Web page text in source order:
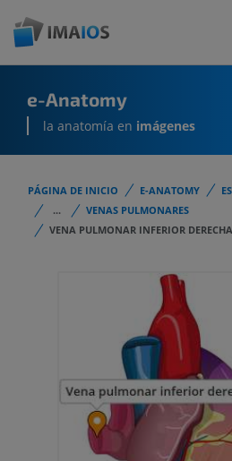
e-Anatomy
la anatomía en imágenes
PÁGINA DE INICIO E-ANATOMY
...
VENAS PULMONARES
VENA PULMONAR INFERIOR DERECHA